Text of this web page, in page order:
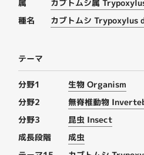
属
カブトムシ属
種名
カブトムシ Trypoxylus
テーマ
分野1
生物 Organism
分野2
無脊椎動物
分野3
昆虫 Insect
成長段階
成虫